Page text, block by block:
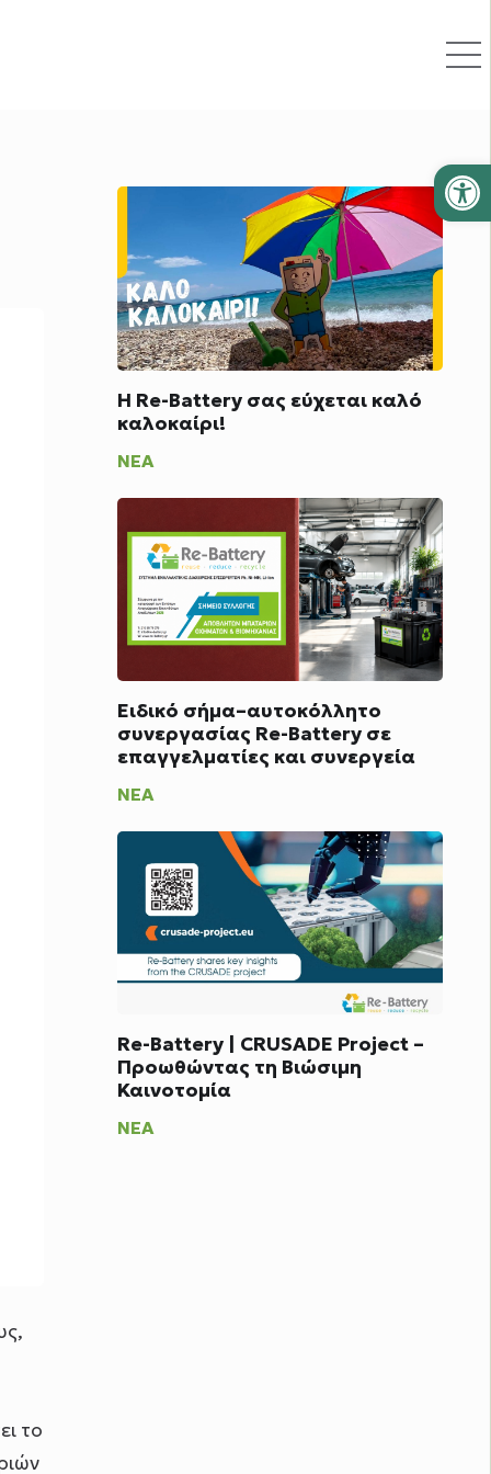
το
Η Re-Battery σας εύχεται καλό
καλοκαίρι!
ΝΈΑ
Ειδικό σήμα–αυτοκόλλητο
συνεργασίας Re-Battery σε
επαγγελματίες και συνεργεία
ΝΈΑ
Re-Battery | CRUSADE Project –
Προωθώντας τη Βιώσιμη
Καινοτομία
ΝΈΑ